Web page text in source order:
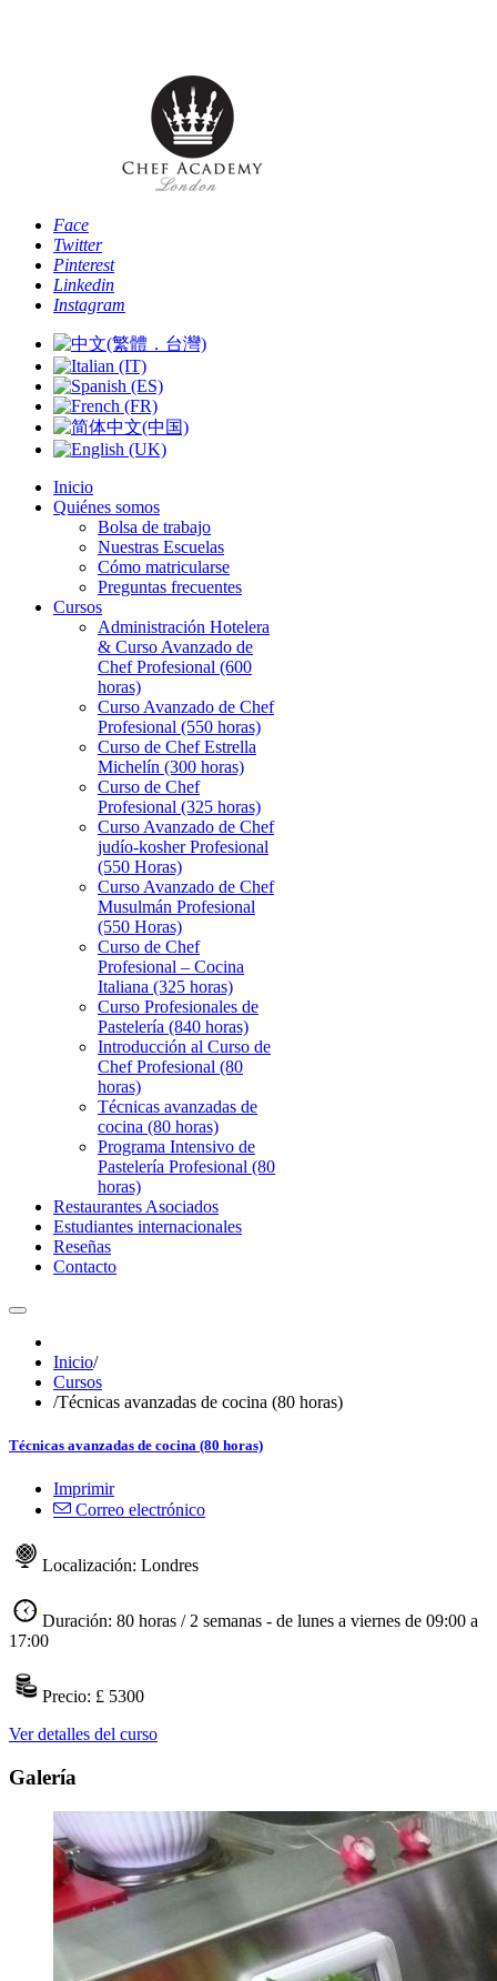
Face
Twitter
Pinterest
Linkedin
Instagram
Inicio
Quiénes somos
Bolsa de trabajo
Nuestras Escuelas
Cómo matricularse
Preguntas frecuentes
Cursos
Administración Hotelera
& Curso Avanzado de
Chef Profesional (600
horas)
Curso Avanzado de Chef
Profesional (550 horas)
Curso de Chef Estrella
Michelín (300 horas)
Curso de Chef
Profesional (325 horas)
Curso Avanzado de Chef
judío-kosher Profesional
(550 Horas)
Curso Avanzado de Chef
Musulmán Profesional
(550 Horas)
Curso de Chef
Profesional – Cocina
Italiana (325 horas)
Curso Profesionales de
Pastelería (840 horas)
Introducción al Curso de
Chef Profesional (80
horas)
Técnicas avanzadas de
cocina (80 horas)
Programa Intensivo de
Pastelería Profesional (80
horas)
Restaurantes Asociados
Estudiantes internacionales
Reseñas
Contacto
Inicio/
Cursos
/Técnicas avanzadas de cocina (80 horas)
Técnicas avanzadas de cocina (80 horas)
Imprimir
Correo electrónico
Localización: Londres
Duración: 80 horas / 2 semanas - de lunes a viernes de 09:00 a
17:00
Precio: £ 5300
Ver detalles del curso
Galería